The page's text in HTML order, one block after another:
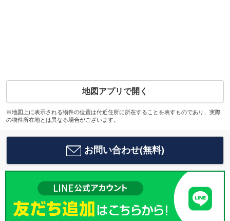
地図アプリで開く
※地図上に表示される物件の位置は付近住所に所在することを表すものであり、実際
の物件所在地とは異なる場合がございます。
お問い合わせ(無料)